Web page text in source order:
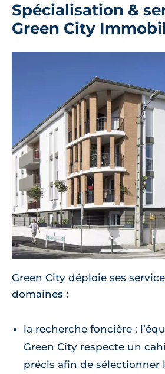
Spécialisation &
Green City
Green City déploie ses
domaines :
la recherche foncière :
Green City respecte un
précis afin de sélectionner